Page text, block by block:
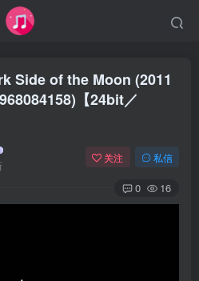
Side of the Moon (2011
【24bit／
关注 私信
0 16